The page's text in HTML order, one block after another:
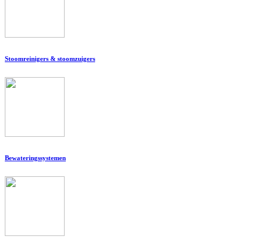
Stoomreinigers & stoomzuigers
Bewateringssystemen